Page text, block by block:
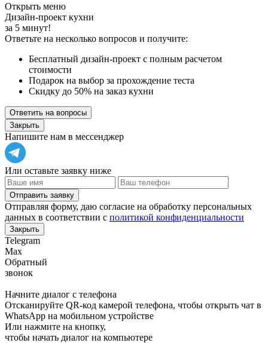
Открыть меню
Дизайн-проект кухни
за 5 минут!
Ответьте на несколько вопросов и получите:
Бесплатный дизайн-проект с полным расчетом
стоимости
Подарок на выбор за прохождение теста
Скидку до 50% на заказ кухни
Ответить на вопросы
Закрыть
Напишите нам в мессенджер
Или оставьте заявку ниже
Отправить заявку
Отправляя форму, даю согласие на обработку персональных
данных в соответствии с политикой конфиденциальности
Закрыть
Telegram
Max
Обратный
звонок
Начните диалог с телефона
Отсканируйте QR-код камерой телефона, чтобы открыть чат в
WhatsApp на мобильном устройстве
Или нажмите на кнопку,
чтобы начать диалог на компьютере